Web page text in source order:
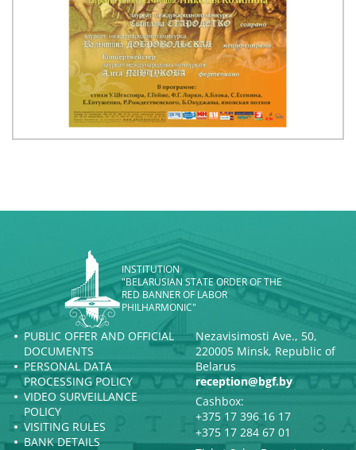
INSTITUTION
"BELARUSIAN STATE ORDER OF THE
RED BANNER OF LABOR
PHILHARMONIC"
PUBLIC OFFER AND OFFICIAL
DOCUMENTS
PERSONAL DATA
PROCESSING POLICY
VIDEO SURVEILLANCE
POLICY
VISITING RULES
BANK DETAILS
Nezavisimosti Ave., 50,
220005 Minsk, Republic of
Belarus
reception@bgf.by
Cashbox:
+375 17 396 16 17
+375 17 284 67 01